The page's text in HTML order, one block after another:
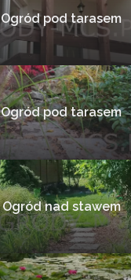
Ogród pod tarasem
Ogród pod tarasem
Ogród nad stawem